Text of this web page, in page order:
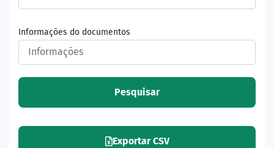
Informações do documentos
Pesquisar
Exportar CSV